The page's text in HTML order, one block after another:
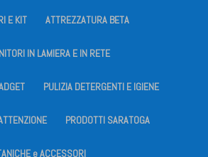
E KIT ATTREZZATURA BETA
IN LAMIERA E IN RETE
PULIZIA DETERGENTI E IGIENE
PRODOTTI SARATOGA
e ACCESSORI